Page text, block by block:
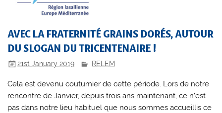
AVEC LA FRATERNITÉ GRAINS DORÉS, AUTOUR
DU SLOGAN DU TRICENTENAIRE !
21st January 2019 RELEM
Cela est devenu coutumier de cette période. Lors de notre
rencontre de Janvier, depuis trois ans maintenant, ce n’est
pas dans notre lieu habituel que nous sommes accueillis ce